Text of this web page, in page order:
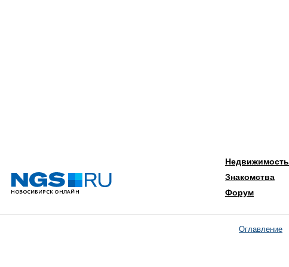
Недвижимость
Знакомства
Форум
Оглавление